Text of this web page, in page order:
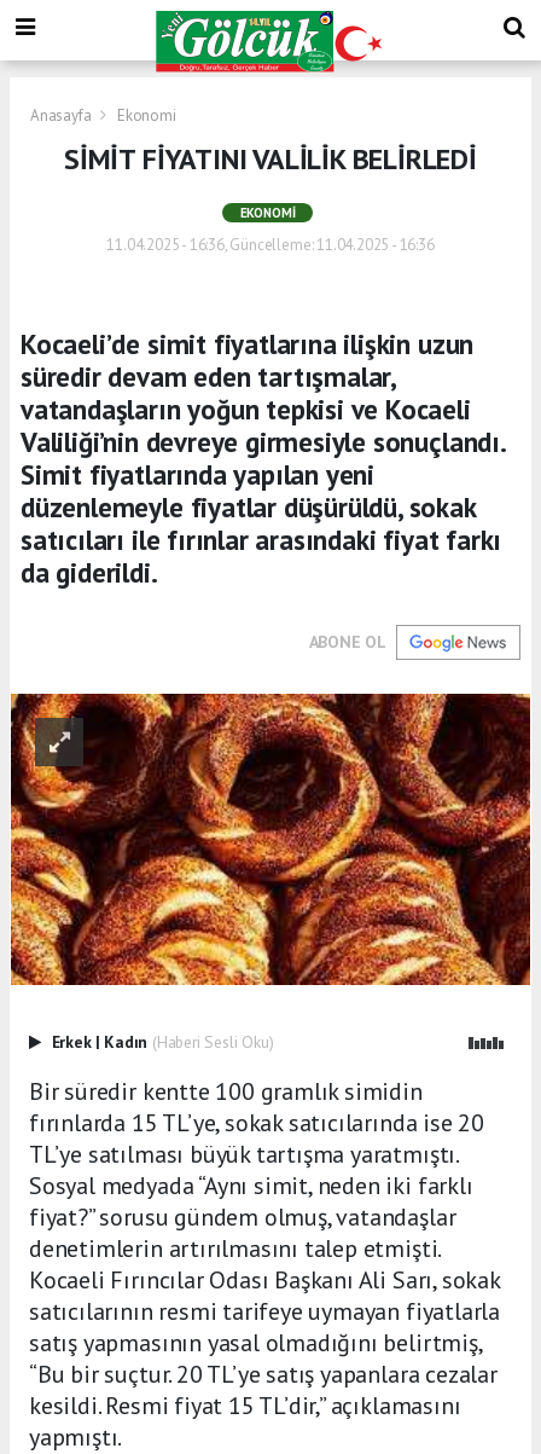
Anasayfa Ekonomi
SİMİT FİYATINI VALİLİK BELİRLEDİ
EKONOMI
11.04.2025 - 16:36, Güncelleme: 11.04.2025 - 16:36
Kocaeli’de simit fiyatlarına ilişkin uzun
süredir devam eden tartışmalar,
vatandaşların yoğun tepkisi ve Kocaeli
Valiliği’nin devreye girmesiyle sonuçlandı.
Simit fiyatlarında yapılan yeni
düzenlemeyle fiyatlar düşürüldü, sokak
satıcıları ile fırınlar arasındaki fiyat farkı
da giderildi.
ABONE OL
Erkek | Kadın (Haberi Sesli Oku)
Bir süredir kentte 100 gramlık simidin
fırınlarda 15 TL’ye, sokak satıcılarında ise 20
TL’ye satılması büyük tartışma yaratmıştı.
Sosyal medyada “Aynı simit, neden iki farklı
fiyat?” sorusu gündem olmuş, vatandaşlar
denetimlerin artırılmasını talep etmişti.
Kocaeli Fırıncılar Odası Başkanı Ali Sarı, sokak
satıcılarının resmi tarifeye uymayan fiyatlarla
satış yapmasının yasal olmadığını belirtmiş,
“Bu bir suçtur. 20 TL’ye satış yapanlara cezalar
kesildi. Resmi fiyat 15 TL’dir,” açıklamasını
yapmıştı.